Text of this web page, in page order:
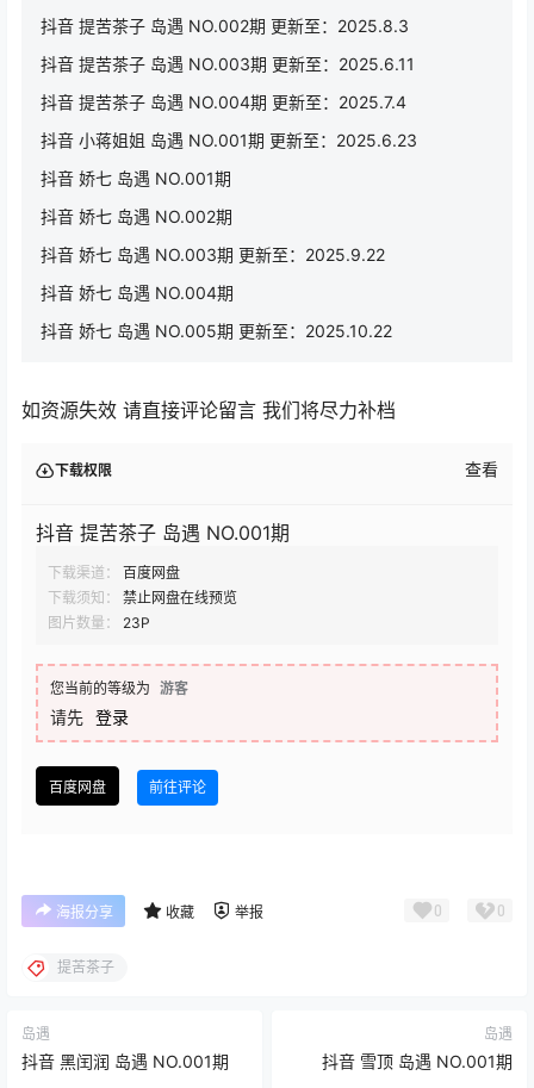
抖音 提苦茶子 岛遇 NO.002期 更新至：2025.8.3
抖音 提苦茶子 岛遇 NO.003期 更新至：2025.6.11
抖音 提苦茶子 岛遇 NO.004期 更新至：2025.7.4
抖音 小蒋姐姐 岛遇 NO.001期 更新至：2025.6.23
抖音 娇七 岛遇 NO.001期
抖音 娇七 岛遇 NO.002期
抖音 娇七 岛遇 NO.003期 更新至：2025.9.22
抖音 娇七 岛遇 NO.004期
抖音 娇七 岛遇 NO.005期 更新至：2025.10.22
如资源失效 请直接评论留言 我们将尽力补档
下载权限 查看
抖音 提苦茶子 岛遇 NO.001期
下载渠道：
百度网盘
下载须知：
禁止网盘在线预览
图片数量：
23P
您当前的等级为 游客
请先 登录
百度网盘 前往评论
海报分享 收藏 举报 0 0
提苦茶子
岛遇
抖音 黑闰润 岛遇 NO.001期
岛遇
抖音 雪顶 岛遇 NO.001期